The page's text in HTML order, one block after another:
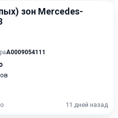
зон Mercedes-
A0009054111
11 дней назад